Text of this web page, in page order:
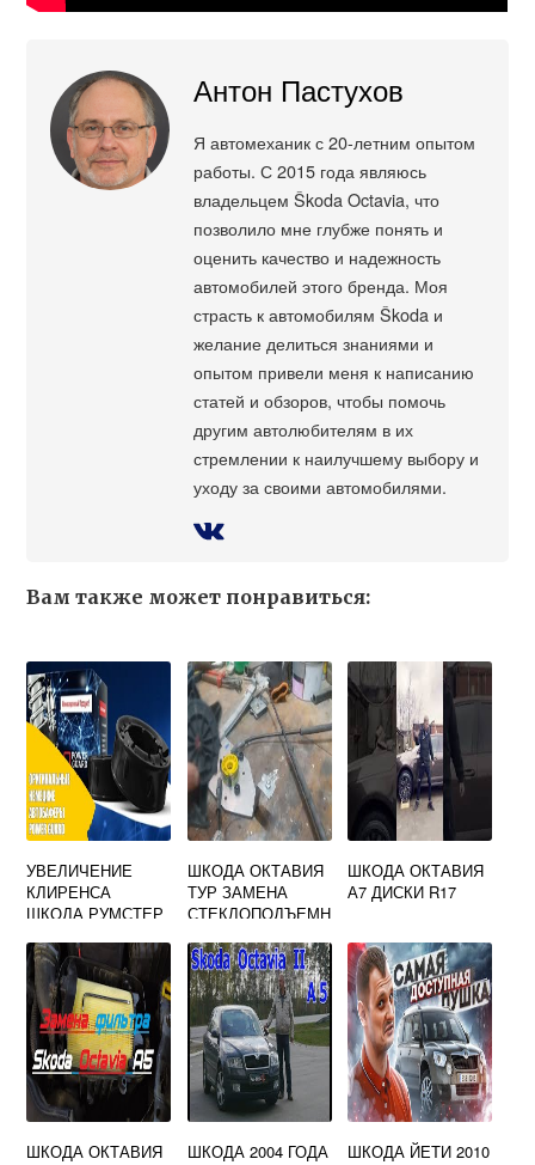
Антон Пастухов
Я автомеханик с 20-летним опытом
работы. С 2015 года являюсь
владельцем Škoda Octavia, что
позволило мне глубже понять и
оценить качество и надежность
автомобилей этого бренда. Моя
страсть к автомобилям Škoda и
желание делиться знаниями и
опытом привели меня к написанию
статей и обзоров, чтобы помочь
другим автолюбителям в их
стремлении к наилучшему выбору и
уходу за своими автомобилями.
Вам также может понравиться:
УВЕЛИЧЕНИЕ
КЛИРЕНСА
ШКОДА РУМСТЕР
ШКОДА ОКТАВИЯ
ТУР ЗАМЕНА
СТЕКЛОПОДЪЕМН
ШКОДА ОКТАВИЯ
А7 ДИСКИ R17
ШКОДА ОКТАВИЯ
ШКОДА 2004 ГОДА
ШКОДА ЙЕТИ 2010